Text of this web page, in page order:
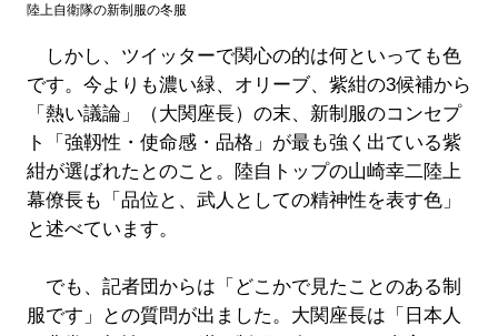
陸上自衛隊の新制服の冬服
しかし、ツイッターで関心の的は何といっても色
です。今よりも濃い緑、オリーブ、紫紺の3候補から
「熱い議論」（大関座長）の末、新制服のコンセプ
ト「強靱性・使命感・品格」が最も強く出ている紫
紺が選ばれたとのこと。陸自トップの山崎幸二陸上
幕僚長も「品位と、武人としての精神性を表す色」
と述べています。
でも、記者団からは「どこかで見たことのある制
服です」との質問が出ました。大関座長は「日本人